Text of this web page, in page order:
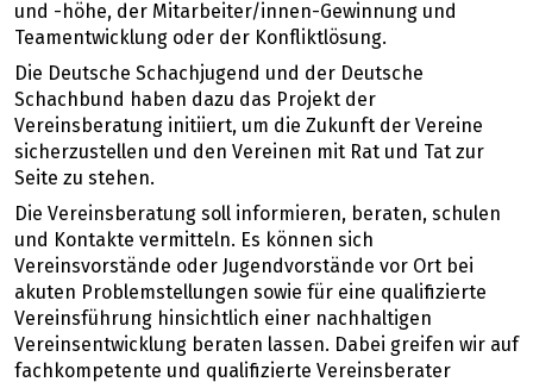
und -höhe, der Mitarbeiter/innen-Gewinnung und
Teamentwicklung oder der Konfliktlösung.
Die Deutsche Schachjugend und der Deutsche
Schachbund haben dazu das Projekt der
Vereinsberatung initiiert, um die Zukunft der Vereine
sicherzustellen und den Vereinen mit Rat und Tat zur
Seite zu stehen.
Die Vereinsberatung soll informieren, beraten, schulen
und Kontakte vermitteln. Es können sich
Vereinsvorstände oder Jugendvorstände vor Ort bei
akuten Problemstellungen sowie für eine qualifizierte
Vereinsführung hinsichtlich einer nachhaltigen
Vereinsentwicklung beraten lassen. Dabei greifen wir auf
fachkompetente und qualifizierte Vereinsberater